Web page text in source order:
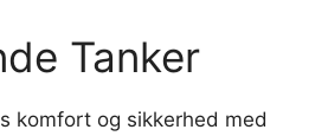
Tanker
komfort og sikkerhed med